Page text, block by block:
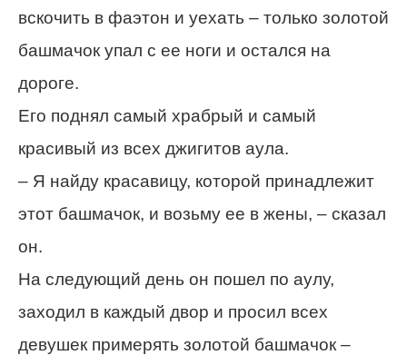
вскочить в фаэтон и уехать – только золотой
башмачок упал с ее ноги и остался на
дороге.
Его поднял самый храбрый и самый
красивый из всех джигитов аула.
– Я найду красавицу, которой принадлежит
этот башмачок, и возьму ее в жены, – сказал
он.
На следующий день он пошел по аулу,
заходил в каждый двор и просил всех
девушек примерять золотой башмачок –